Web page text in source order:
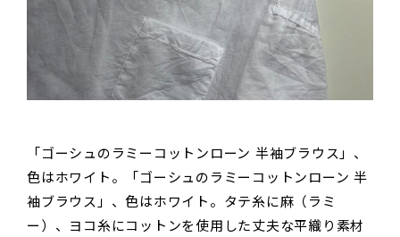
「ゴーシュのラミーコットンローン 半袖ブラウス」、
色はホワイト。「ゴーシュのラミーコットンローン 半
袖ブラウス」、色はホワイト。タテ糸に麻（ラミ
ー）、ヨコ糸にコットンを使用した丈夫な平織り素材